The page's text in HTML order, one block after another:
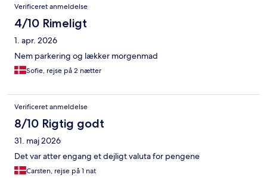
Verificeret anmeldelse
4/10 Rimeligt
1. apr. 2026
Nem parkering og lækker morgenmad
Sofie, rejse på 2 nætter
Verificeret anmeldelse
8/10 Rigtig godt
31. maj 2026
Det var atter engang et dejligt valuta for pengene
Carsten, rejse på 1 nat